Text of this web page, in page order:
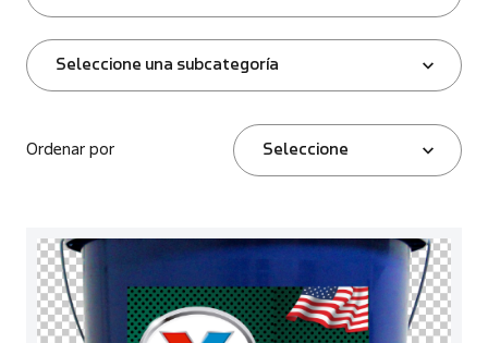
Seleccione una subcategoría
Ordenar por Seleccione